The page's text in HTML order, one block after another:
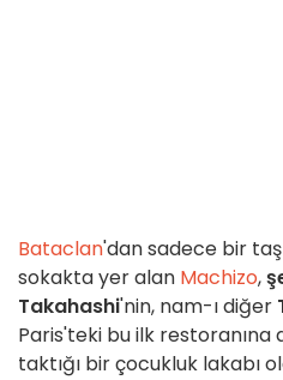
Bataclan'dan sadece bir taş
sokakta yer alan Machizo,
Takahashi'nin, nam-ı diğer
Paris'teki bu ilk restoranına
taktığı bir çocukluk lakabı